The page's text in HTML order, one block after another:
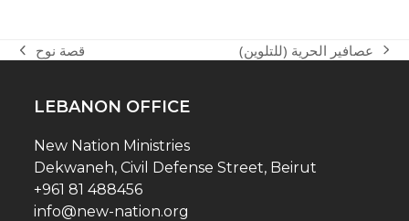
previous
قصة نوح
next
عصافير الحرية (للتلوين)
LEBANON OFFICE
New Nation Ministries
Dekwaneh, Civil Defense Street, Beirut
+961 81 488456
info@new-nation.org